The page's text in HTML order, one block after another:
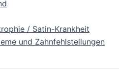
/ Satin-Krankheit
und Zahnfehlstellungen